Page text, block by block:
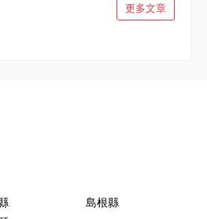
更多文章
島根縣